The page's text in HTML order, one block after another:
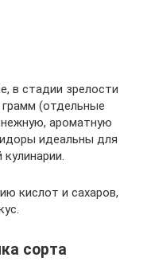
в стадии зрелости
(отдельные
ароматную
идеальны для
кислот и сахаров,
сорта